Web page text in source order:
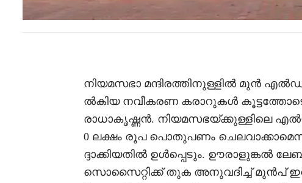
നിയമസഭാ മന്ദിരത്തിനുള്ളിൽ മുൻ
ൽകിയ നവീകരണ കരാറുകൾ കൂട്ടത്തോടെ
രാധാകൃഷ്ണൻ. നിയമസഭയ്ക്കുള്ളിലെ
0 ലക്ഷം രൂപ പൊതുപണം
ദ്ദാക്കിയതിൽ ഉൾപ്പെടും. ഊരാളുങ്കൽ
സൊസൈറ്റിക്ക് തുക അനുവദിച്ച് മുൻപ്